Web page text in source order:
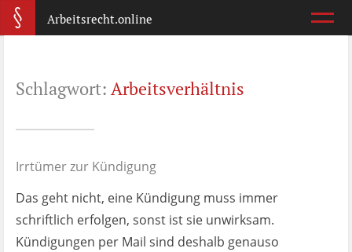
Arbeitsrecht.online
Was ist wichtig?
Wie reagiere ich?
Kündigung
Was jetzt?
Schlagwort: Arbeitsverhältnis
Irrtümer zur Kündigung
Das geht nicht, eine Kündigung muss immer
schriftlich erfolgen, sonst ist sie unwirksam.
Kündigungen per Mail sind deshalb genauso